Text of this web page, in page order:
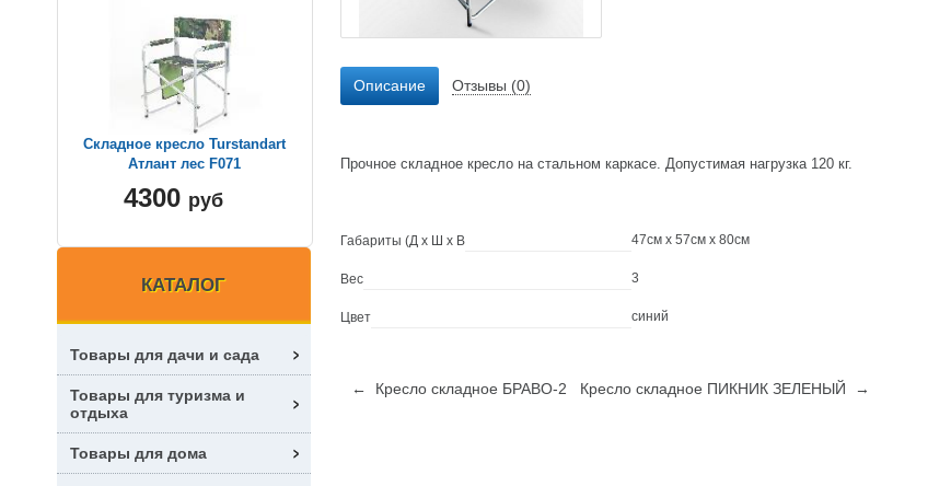
Описание Отзывы (0)
Прочное складное кресло на стальном каркасе. Допустимая нагрузка 120 кг.
Габариты (Д х Ш х В 47см x 57см x 80см
Вес 3
Цвет синий
← Кресло складное БРАВО-2 Кресло складное ПИКНИК ЗЕЛЕНЫЙ →
Складное кресло Turstandart
Атлант лес F071
4300 руб
КАТАЛОГ
Товары для дачи и сада
Товары для туризма и
отдыха
Товары для дома